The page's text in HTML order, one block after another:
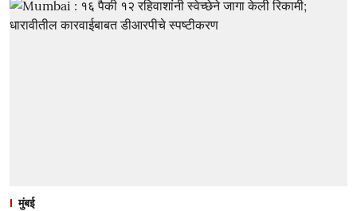
मुंबई